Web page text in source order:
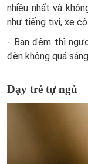
nhiều nhất và
như tiếng tivi, xe
- Ban đêm thì
đèn không quá
Dạy trẻ tự ngủ